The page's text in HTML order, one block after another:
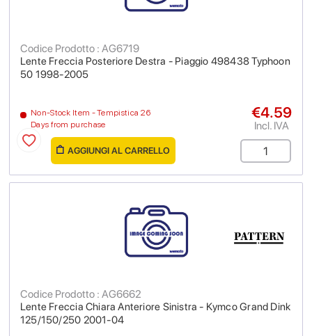
Lente Freccia Posteriore Destra - Piaggio 498438 Typhoon
50 1998-2005
Codice Prodotto : AG6719
Non-Stock Item - Tempistica 26
Days from purchase
€4.59
Incl. IVA
AGGIUNGI AL CARRELLO
Lente Freccia Chiara Anteriore Sinistra - Kymco Grand Dink
125/150/250 2001-04
Codice Prodotto : AG6662